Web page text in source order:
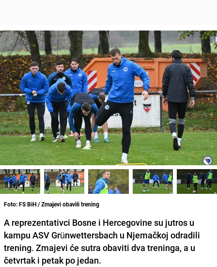
Foto: FS BiH / Zmajevi obavili trening
A reprezentativci Bosne i Hercegovine su jutros u
kampu ASV Grünwettersbach u Njemačkoj odradili
trening. Zmajevi će sutra obaviti dva treninga, a u
četvrtak i petak po jedan.